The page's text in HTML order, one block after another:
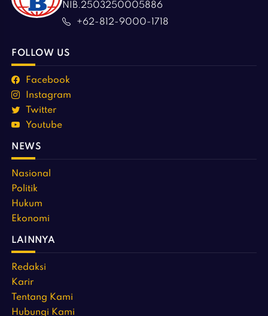
NIB.2503250005886
+62-812-9000-1718
FOLLOW US
Facebook
Instagram
Twitter
Youtube
NEWS
Nasional
Politik
Hukum
Ekonomi
LAINNYA
Redaksi
Karir
Tentang Kami
Hubungi Kami